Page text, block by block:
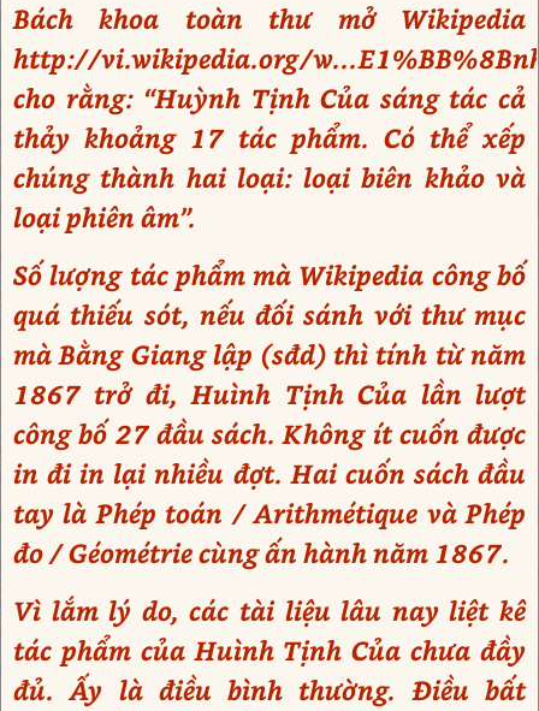
Bách khoa toàn thư mở Wikipedia
http://vi.wikipedia.org/
cho rằng: “Huỳnh Tịnh Của sáng tác cả
thảy khoảng 17 tác phẩm. Có thể xếp
chúng thành hai loại: loại biên khảo và
loại phiên âm”.
Số lượng tác phẩm mà Wikipedia công bố
quá thiếu sót, nếu đối sánh với thư mục
mà Bằng Giang lập (sđd) thì tính từ năm
1867 trở đi, Huình Tịnh Của lần lượt
công bố 27 đầu sách. Không ít cuốn được
in đi in lại nhiều đợt. Hai cuốn sách đầu
tay là Phép toán / Arithmétique và Phép
đo / Géométrie cùng ấn hành năm 1867.
Vì lắm lý do, các tài liệu lâu nay liệt kê
tác phẩm của Huình Tịnh Của chưa đầy
đủ. Ấy là điều bình thường. Điều bất